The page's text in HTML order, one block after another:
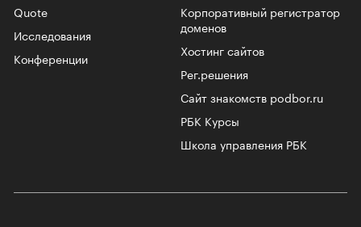
Корпоративный регистратор
доменов
Хостинг сайтов
Рег.решения
Сайт знакомств podbor.ru
РБК Курсы
Школа управления РБК
Quote
Исследования
Конференции